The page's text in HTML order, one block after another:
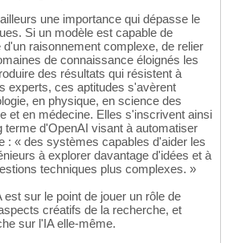
une importance qui dépasse le
Si un modèle est capable de
raisonnement complexe, de relier
de connaissance éloignés les
des résultats qui résistent à
experts, ces aptitudes s'avèrent
en physique, en science des
et en médecine. Elles s'inscrivent ainsi
terme d'OpenAI visant à automatiser
: « des systèmes capables d'aider les
à explorer davantage d'idées et à
techniques plus complexes. »
sur le point de jouer un rôle de
créatifs de la recherche, et
sur l'IA elle-même.